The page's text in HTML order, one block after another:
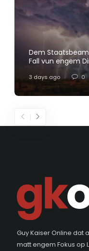
Dem
Fall vun engem
3 days ago 0
Guy Kaiser Online dat
matt engem Fokus op